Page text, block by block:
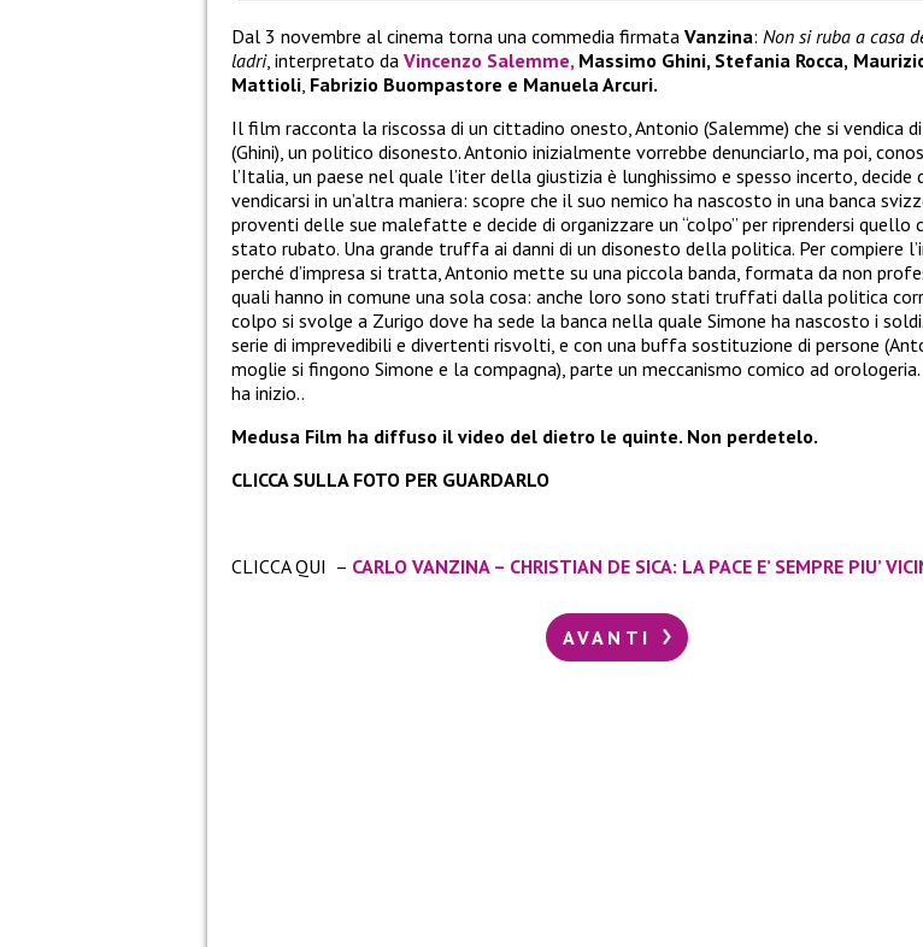
Dal 3 novembre al cinema torna una commedia firmata Vanzina: Non si ruba a casa
ladri, interpretato da Vincenzo Salemme, Massimo Ghini, Stefania Rocca,
Mattioli Fabrizio Buompastore e Manuela Arcuri.
Il film racconta la riscossa di un cittadino onesto, Antonio (Salemme) che si vendica
(Ghini), un politico disonesto. Antonio inizialmente vorrebbe denunciarlo, ma poi,
l’Italia, un paese nel quale l’iter della giustizia è lunghissimo e spesso incerto, decide
vendicarsi in un’altra maniera: scopre che il suo nemico ha nascosto in una banca
proventi delle sue malefatte e decide di organizzare un “colpo” per riprendersi quello
stato rubato. Una grande truffa ai danni di un disonesto della politica. Per compiere
perché d’impresa si tratta, Antonio mette su una piccola banda, formata da non
quali hanno in comune una sola cosa: anche loro sono stati truffati dalla politica
colpo si svolge a Zurigo dove ha sede la banca nella quale Simone ha nascosto i
serie di imprevedibili e divertenti risvolti, e con una buffa sostituzione di persone
moglie si fingono Simone e la compagna), parte un meccanismo comico ad
ha inizio..
Medusa Film ha diffuso il video del dietro le quinte. Non perdetelo.
CLICCA SULLA FOTO PER GUARDARLO
CLICCA QUI – CARLO VANZINA – CHRISTIAN DE SICA: LA PACE E’ SEMPRE PIU’
AVANTI